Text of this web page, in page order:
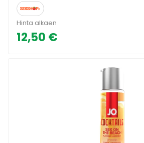
Hinta alkaen
12,50 €